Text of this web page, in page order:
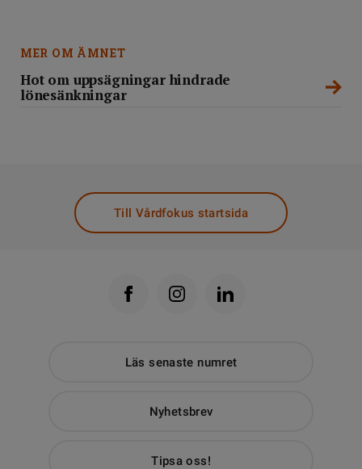
MER OM ÄMNET
Hot om uppsägningar hindrade
lönesänkningar
Till Vårdfokus startsida
Läs senaste numret
Nyhetsbrev
Tipsa oss!